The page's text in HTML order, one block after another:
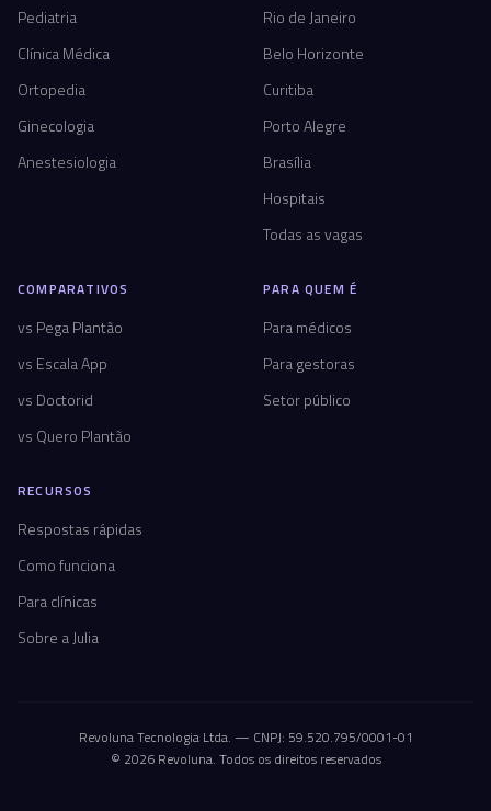
Pediatria
Clínica Médica
Ortopedia
Ginecologia
Anestesiologia
Rio de Janeiro
Belo Horizonte
Curitiba
Porto Alegre
Brasília
Hospitais
Todas as vagas
COMPARATIVOS
vs Pega Plantão
vs Escala App
vs Doctorid
vs Quero Plantão
PARA QUEM É
Para médicos
Para gestoras
Setor público
RECURSOS
Respostas rápidas
Como funciona
Para clínicas
Sobre a Julia
Revoluna Tecnologia Ltda. — CNPJ: 59.520.795/0001-01
© 2026 Revoluna. Todos os direitos reservados